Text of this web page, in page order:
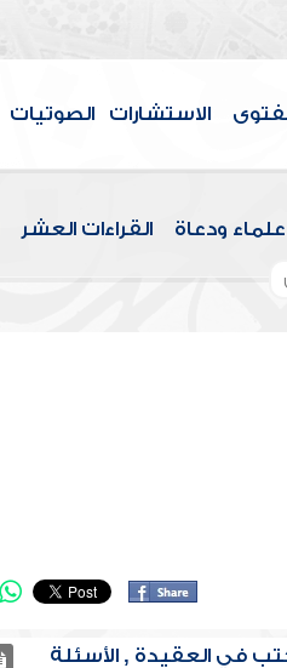
الاستشارات الصوتيات
علماء ودعاة القراءات العشر
في العقيدة , الأسئلة